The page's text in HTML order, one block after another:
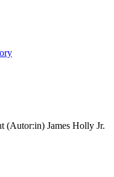
(Autor:in) James Holly Jr.